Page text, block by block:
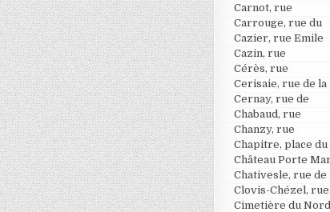
Carnot, rue
Carrouge, rue du
Cazier, rue Emile
Cazin, rue
Cérès, rue
Cerisaie, rue de la
Cernay, rue de
Chabaud, rue
Chanzy, rue
Chapitre, place du
Château Porte
Chativesle, rue de
Clovis-Chézel, rue
Cimetière du Nord